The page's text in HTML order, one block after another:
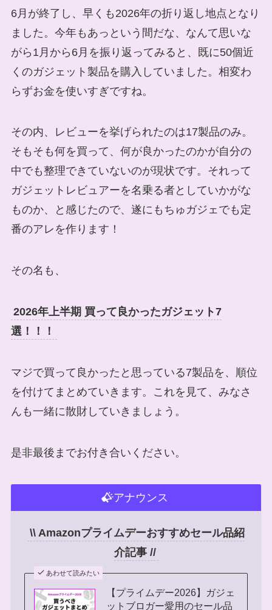
6月が終了し、早くも2026年の折り返し地点となり
ました。今年もあっという間だな、なんて思いな
がら1月から6月を振り返ってみると、既に50個近
くのガジェット製品を購入していました。相変わ
らずお金を使いすぎですね。
その内、レビューを挙げられたのは17製品のみ。
そもそも何を買って、何が良かったのかが自分の
中でも整理できていないのが現状です。それって
ガジェットレビュアーを名乗る者としていかがな
ものか、と感じたので、遂にもちゅガジェでも定
番のアレを作ります！
その名も、
2026年上半期 買って良かったガジェット7
選！！！
マジで買って良かったと思っている7製品を、順位
を付けてまとめていきます。これを見て、みなさ
んも一緒に散財していきましょう。
是非最後までお付き合いください。
アナウンス
\\ Amazonプライムデーおすすめセール品紹
介記事 //
あわせて読みたい
【プライムデー2026】ガジェ
ットブロガー愛用のセール品